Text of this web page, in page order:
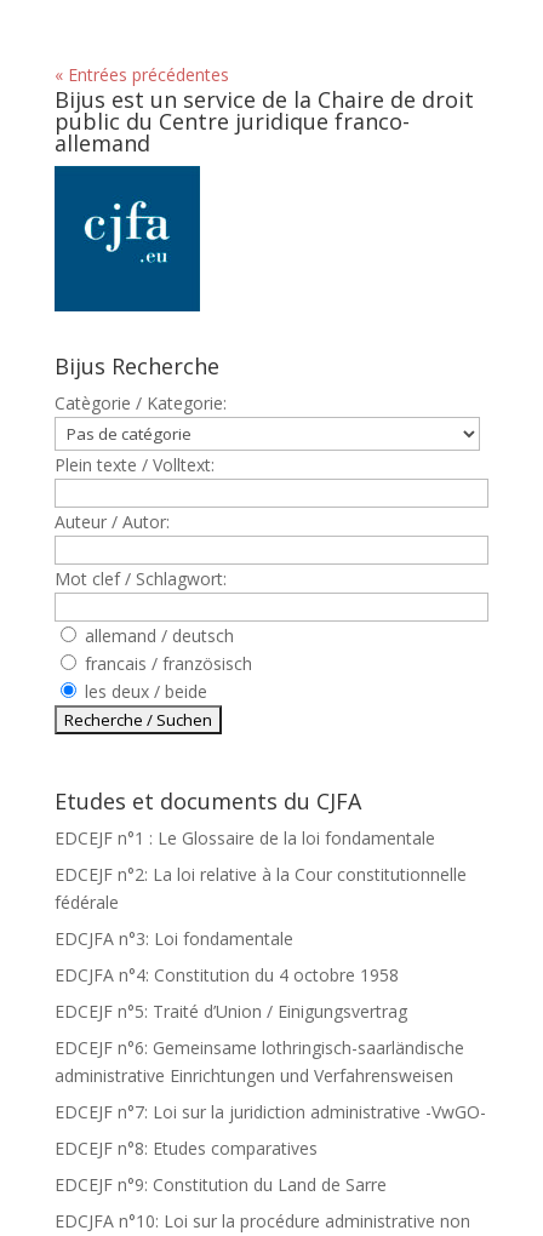
« Entrées précédentes
Bijus est un service de la Chaire de droit
public du Centre juridique franco-
allemand
Bijus Recherche
Catègorie / Kategorie:
Plein texte / Volltext:
Auteur / Autor:
Mot clef / Schlagwort:
allemand / deutsch
francais / französisch
les deux / beide
Etudes et documents du CJFA
EDCEJF n°1 : Le Glossaire de la loi fondamentale
EDCEJF n°2: La loi relative à la Cour constitutionnelle
fédérale
EDCJFA n°3: Loi fondamentale
EDCJFA n°4: Constitution du 4 octobre 1958
EDCEJF n°5: Traité d’Union / Einigungsvertrag
EDCEJF n°6: Gemeinsame lothringisch-saarländische
administrative Einrichtungen und Verfahrensweisen
EDCEJF n°7: Loi sur la juridiction administrative -VwGO-
EDCEJF n°8: Etudes comparatives
EDCEJF n°9: Constitution du Land de Sarre
EDCJFA n°10: Loi sur la procédure administrative non